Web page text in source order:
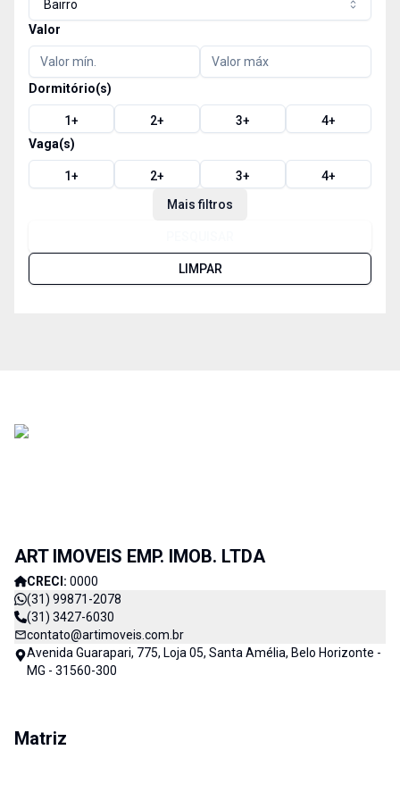
Bairro
Valor
Dormitório(s)
1+ 2+ 3+ 4+
Vaga(s)
1+ 2+ 3+ 4+
Mais filtros
LIMPAR
ART IMOVEIS EMP. IMOB. LTDA
CRECI: 0000
(31) 99871-2078
(31) 3427-6030
contato@artimoveis.com.br
Avenida Guarapari, 775, Loja 05, Santa Amélia, Belo Horizonte -
MG - 31560-300
Matriz